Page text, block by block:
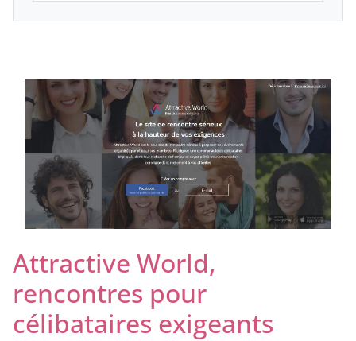
Attractive World,
rencontres pour
célibataires exigeants